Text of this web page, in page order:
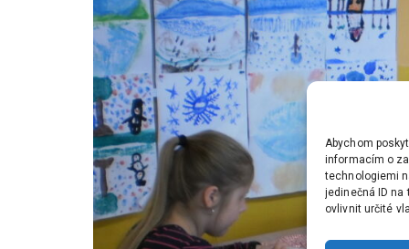
Abychom
informacím o
technologiemi
jedinečná ID na
ovlivnit určité